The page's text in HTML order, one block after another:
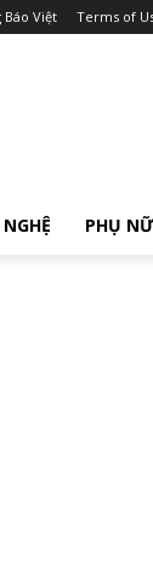
Báo Việt Terms of
PHỤ NỮ